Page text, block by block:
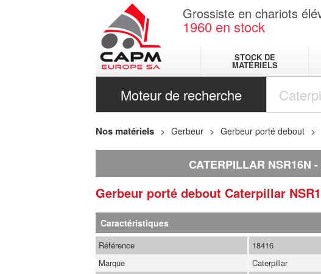
Grossiste en chariots
1960 en stock
STOCK DE
MATÉRIELS
Moteur de recherche
Nos matériels Gerbeur Gerbeur porté debout
CATERPILLAR NSR16N
Gerbeur porté debout Caterpillar
Caractéristiques
Référence
18416
Marque
Caterpillar